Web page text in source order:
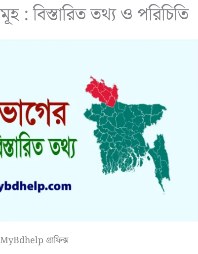
: বিস্তারিত তথ্য ও পরিচিতি
গ্রাফিক্স